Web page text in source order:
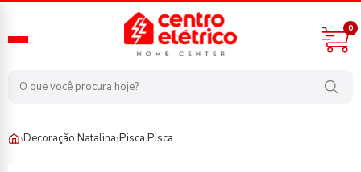
0
›Decoração Natalina›Pisca Pisca